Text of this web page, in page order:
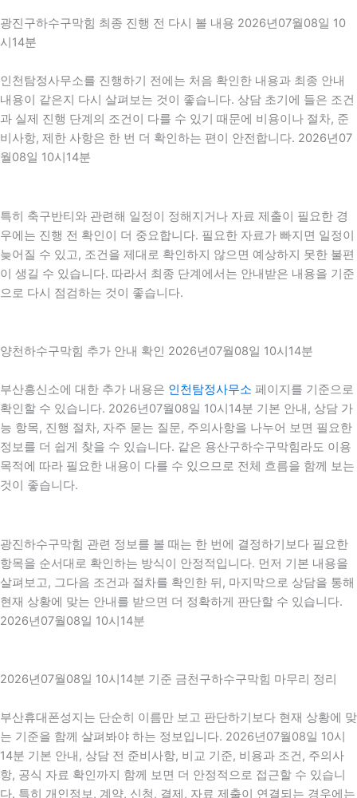
광진구하수구막힘 최종 진행 전 다시 볼 내용 2026년07월08일 10
시14분
인천탐정사무소를 진행하기 전에는 처음 확인한 내용과 최종 안내
내용이 같은지 다시 살펴보는 것이 좋습니다. 상담 초기에 들은 조건
과 실제 진행 단계의 조건이 다를 수 있기 때문에 비용이나 절차, 준
비사항, 제한 사항은 한 번 더 확인하는 편이 안전합니다. 2026년07
월08일 10시14분
특히 축구반티와 관련해 일정이 정해지거나 자료 제출이 필요한 경
우에는 진행 전 확인이 더 중요합니다. 필요한 자료가 빠지면 일정이
늦어질 수 있고, 조건을 제대로 확인하지 않으면 예상하지 못한 불편
이 생길 수 있습니다. 따라서 최종 단계에서는 안내받은 내용을 기준
으로 다시 점검하는 것이 좋습니다.
양천하수구막힘 추가 안내 확인 2026년07월08일 10시14분
부산흥신소에 대한 추가 내용은 인천탐정사무소 페이지를 기준으로
확인할 수 있습니다. 2026년07월08일 10시14분 기본 안내, 상담 가
능 항목, 진행 절차, 자주 묻는 질문, 주의사항을 나누어 보면 필요한
정보를 더 쉽게 찾을 수 있습니다. 같은 용산구하수구막힘라도 이용
목적에 따라 필요한 내용이 다를 수 있으므로 전체 흐름을 함께 보는
것이 좋습니다.
광진하수구막힘 관련 정보를 볼 때는 한 번에 결정하기보다 필요한
항목을 순서대로 확인하는 방식이 안정적입니다. 먼저 기본 내용을
살펴보고, 그다음 조건과 절차를 확인한 뒤, 마지막으로 상담을 통해
현재 상황에 맞는 안내를 받으면 더 정확하게 판단할 수 있습니다.
2026년07월08일 10시14분
2026년07월08일 10시14분 기준 금천구하수구막힘 마무리 정리
부산휴대폰성지는 단순히 이름만 보고 판단하기보다 현재 상황에 맞
는 기준을 함께 살펴봐야 하는 정보입니다. 2026년07월08일 10시
14분 기본 안내, 상담 전 준비사항, 비교 기준, 비용과 조건, 주의사
항, 공식 자료 확인까지 함께 보면 더 안정적으로 접근할 수 있습니
다. 특히 개인정보, 계약, 신청, 결제, 자료 제출이 연결되는 경우에는